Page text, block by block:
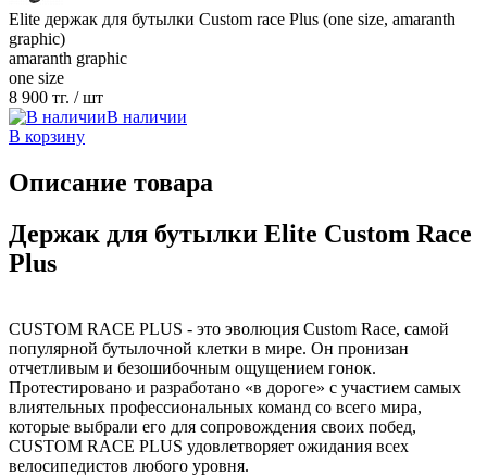
Elite держак для бутылки Custom race Plus (one size, amaranth
graphic)
amaranth graphic
one size
8 900 тг. / шт
В наличии
В корзину
Описание товара
Держак для бутылки Elite Custom Race
Plus
CUSTOM RACE PLUS - это эволюция Custom Race, самой
популярной бутылочной клетки в мире. Он пронизан
отчетливым и безошибочным ощущением гонок.
Протестировано и разработано «в дороге» с участием самых
влиятельных профессиональных команд со всего мира,
которые выбрали его для сопровождения своих побед,
CUSTOM RACE PLUS удовлетворяет ожидания всех
велосипедистов любого уровня.